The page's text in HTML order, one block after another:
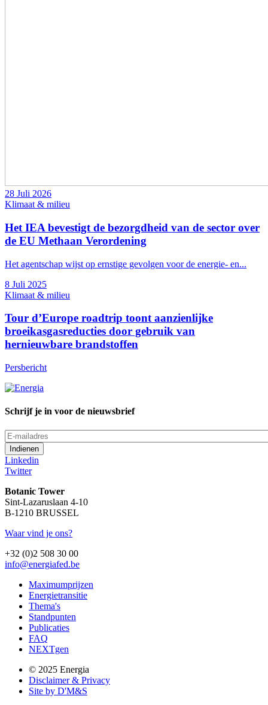
28 Juli 2026
Klimaat & milieu
Het IEA bevestigt de bezorgdheid van de sector over
de EU Methaan Verordening
Het agentschap wijst op ernstige gevolgen voor de energie- en...
8 Juli 2025
Klimaat & milieu
Tour d’Europe roadtrip toont aanzienlijke
broeikasgasreducties door gebruik van
hernieuwbare brandstoffen
Persbericht
Schrijf je in voor de nieuwsbrief
E-
mailadres
Linkedin
Twitter
Botanic Tower
Sint-Lazaruslaan 4-10
B-1210 BRUSSEL
Waar vind je ons?
+32 (0)2 508 30 00
info@energiafed.be
Maximumprijzen
Energietransitie
Thema's
Standpunten
Publicaties
FAQ
NEXTgen
© 2025 Energia
Disclaimer & Privacy
Site by D'M&S